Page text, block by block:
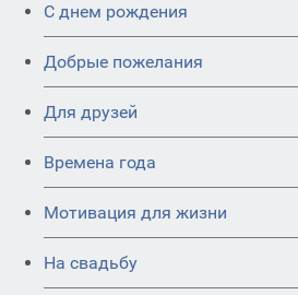
C днем рождения
Добрые пожелания
Для друзей
Времена года
Мотивация для жизни
На свадьбу